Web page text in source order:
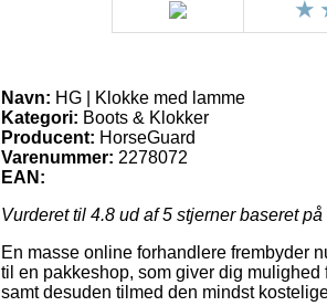
Navn: HG | Klokke med lamme
Kategori: Boots & Klokker
Producent: HorseGuard
Varenummer: 2278072
EAN:
Vurderet til 4.8 ud af 5 stjerner baseret på
En masse online forhandlere frembyder
til en pakkeshop, som giver dig
samt desuden tilmed den mindst